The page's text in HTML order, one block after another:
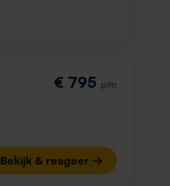
€ 795 p/m
Bekijk & reageer →